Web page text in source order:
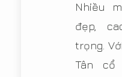
Nhiều
đẹp,
trọng.
Tân cổ